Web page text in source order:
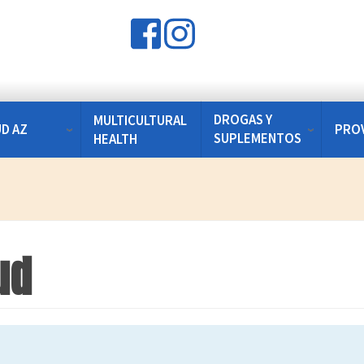
AZ
MULTICULTURAL
HEALTH
DROGAS Y
SUPLEMENTOS